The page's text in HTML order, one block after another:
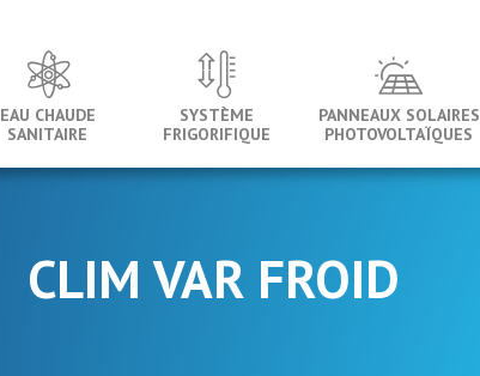
EAU CHAUDE
SANITAIRE
SYSTÈME
FRIGORIFIQUE
PANNEAUX SOLAIRES
PHOTOVOLTAÏQUES
CLIM VAR FROID